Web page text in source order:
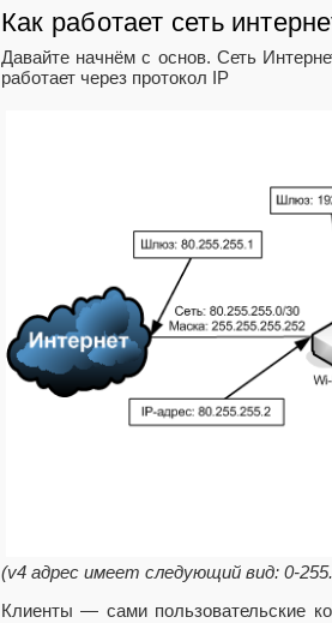
Как работает сеть
Давайте начнём с основ. Сеть
работает через протокол IP
(v4 адрес имеет следующий вид: 0-
Клиенты — сами пользовательские